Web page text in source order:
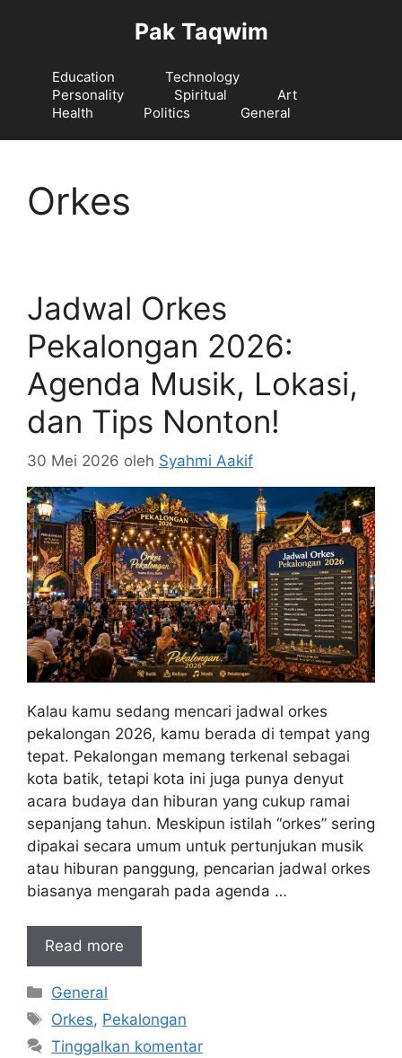
Pak Taqwim
Education
Technology
Personality
Spiritual
Art
Health
Politics General
Orkes
Jadwal Orkes
Pekalongan 2026:
Agenda Musik, Lokasi,
dan Tips Nonton!
30 Mei 2026 oleh Syahmi Aakif
Kalau kamu sedang mencari jadwal orkes
pekalongan 2026, kamu berada di tempat yang
tepat. Pekalongan memang terkenal sebagai
kota batik, tetapi kota ini juga punya denyut
acara budaya dan hiburan yang cukup ramai
sepanjang tahun. Meskipun istilah “orkes” sering
dipakai secara umum untuk pertunjukan musik
atau hiburan panggung, pencarian jadwal orkes
biasanya mengarah pada agenda …
Read more
Kategori
General
Tag
Orkes, Pekalongan
Tinggalkan komentar